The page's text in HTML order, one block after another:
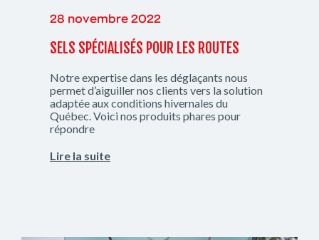
28 novembre 2022
SELS SPÉCIALISÉS POUR LES ROUTES
Notre expertise dans les déglaçants nous
permet d’aiguiller nos clients vers la solution
adaptée aux conditions hivernales du
Québec. Voici nos produits phares pour
répondre
Lire la suite